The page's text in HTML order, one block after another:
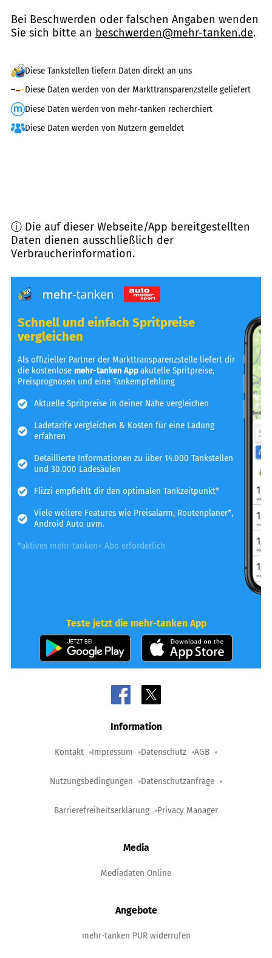
Bei Beschwerden oder falschen Angaben wenden
Sie sich bitte an beschwerden@mehr-tanken.de.
Diese Tankstellen liefern Daten direkt an uns
Diese Daten werden von der Markttransparenzstelle geliefert
Diese Daten werden von mehr-tanken recherchiert
Diese Daten werden von Nutzern gemeldet
ⓘ Die auf dieser Webseite/App bereitgestellten
Daten dienen ausschließlich der
Verbraucherinformation.
Schnell und einfach Spritpreise
vergleichen
Als offizieller Partner der Markttransparenzstelle liefert dir
die kostenlosemehr-tanken Appakutelle Spritpreise,
Preisprognosen und eine Tankempfehlung
Aktuelle Spritpreise in deiner Nähe vergleichen
Ladetarife vergleichen & Kosten für eine Ladung
erfahren
Detaillierte Informationen zu über 14.000 Tankstellen
und 30.000 Ladesäulen
Flizzi empfiehlt dir den optimalen Tankzeitpunkt*
Viele weitere Features wie Preisalarm, Routenplaner*,
Android Auto uvm.
*aktives mehr-tanken+ Abo erforderlich
Teste jetzt die mehr-tanken App
Information
Kontakt Impressum Datenschutz AGB
Nutzungsbedingungen Datenschutzanfrage
Barrierefreiheitserklärung Privacy Manager
Media
Mediadaten Online
Angebote
mehr-tanken PUR widerrufen